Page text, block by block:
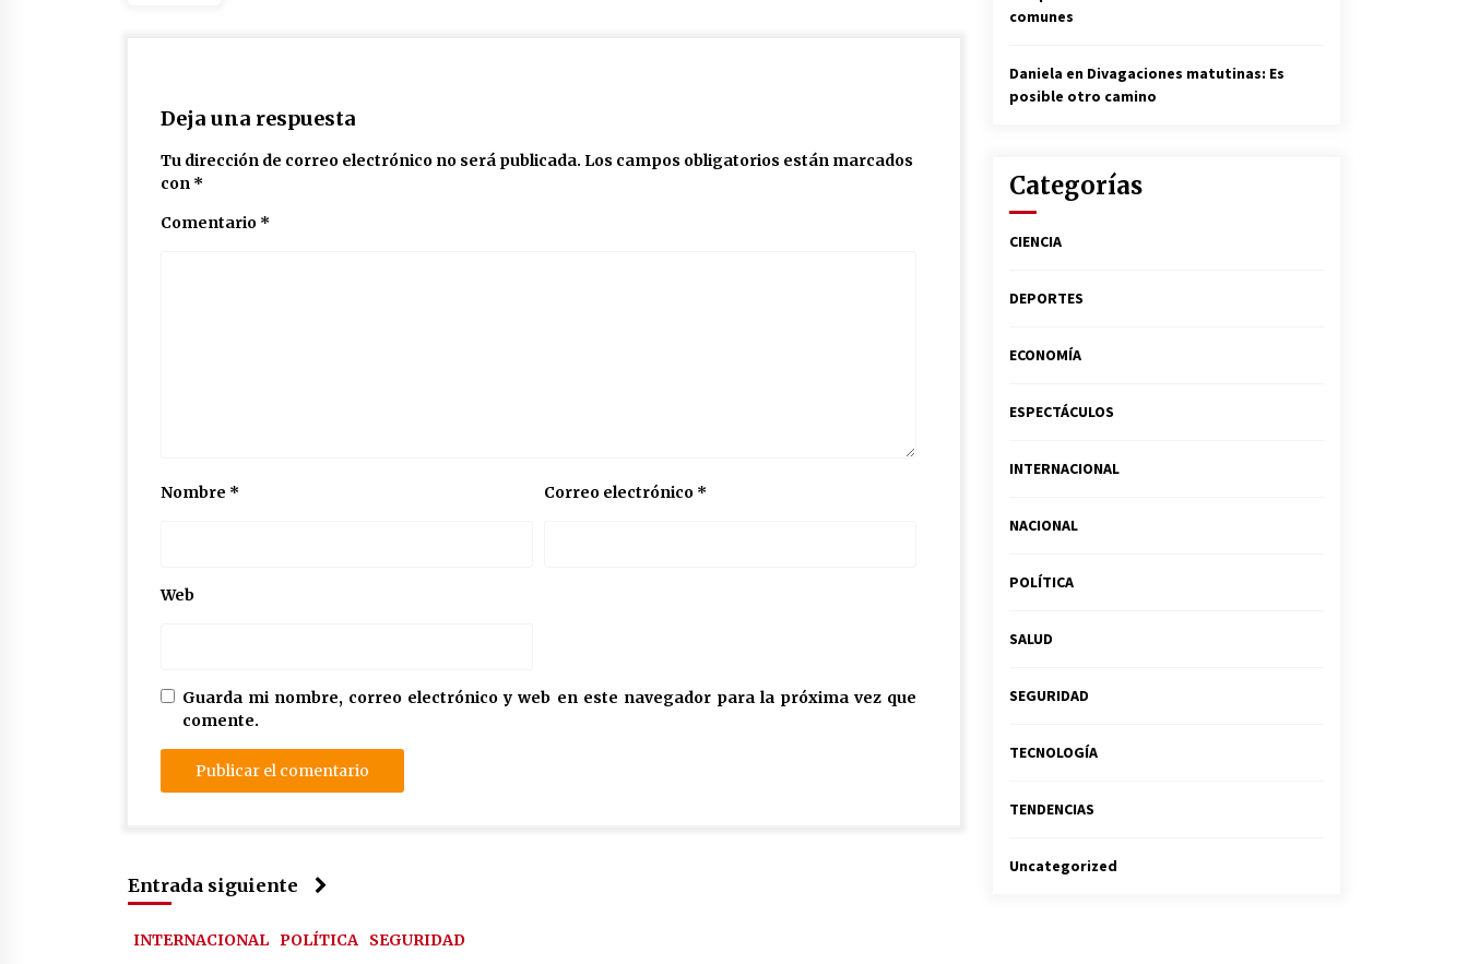
Deja una respuesta
Tu dirección de correo electrónico no será publicada. Los campos obligatorios están marcados
con *
Comentario *
Nombre * Correo electrónico *
Web
Guarda mi nombre, correo electrónico y web en este navegador para la próxima vez que
comente.
Entrada siguiente
INTERNACIONAL POLÍTICA SEGURIDAD
comunes
Daniela en Divagaciones matutinas: Es
posible otro camino
Categorías
CIENCIA
DEPORTES
ECONOMÍA
ESPECTÁCULOS
INTERNACIONAL
NACIONAL
POLÍTICA
SALUD
SEGURIDAD
TECNOLOGÍA
TENDENCIAS
Uncategorized